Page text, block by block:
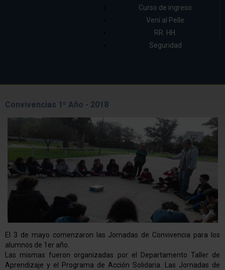
Curso de ingreso
Vení al Pelle
RR. HH.
Seguridad
Convivencias 1º Año - 2018
El 3 de mayo comenzaron las Jornadas de Convivencia para los
alumnos de 1er año.
Las mismas fueron organizadas por el Departamento Taller de
Aprendizaje y el Programa de Acción Solidaria. Las Jornadas de